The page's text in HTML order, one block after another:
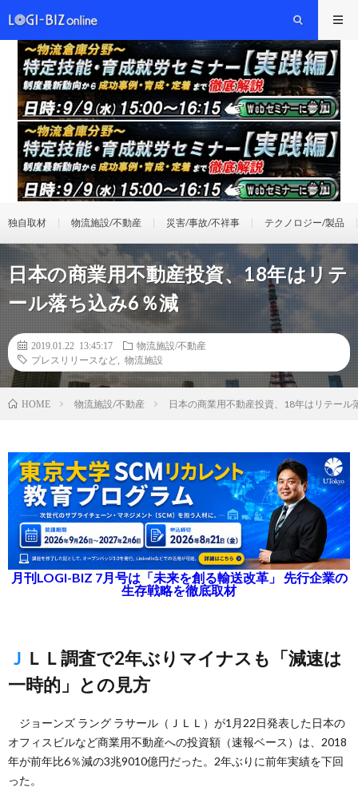
独自取材 物流施設/不動産 災害/事故/不祥事 テクノロジー/製品
日本の商業用不動産投資、18年はリテ
ール落ち込み6％減
2019.01.22 13:45:17
物流施設/不動産
プレスリリースなど
物流施設
HOME 物流施設/不動産 日本の商業用不動産投資、18年はリテール
月刊LOGI-BIZ 7月号は「未来を創る輸送改革」 先行企業の
生存戦略を徹底取材
ＪＬＬ調査で2年ぶりマイナスも「減速は
一時的」との見方
ジョーンズ ラング ラサール（ＪＬＬ）が1月22日発表した日本の
オフィスビルなど商業用不動産への投資額（速報ベース）は、2018
年が前年比6％減の3兆9010億円だった。2年ぶりに前年実績を下回
った。